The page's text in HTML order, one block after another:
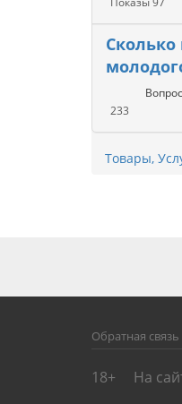
Вопрос
233
Товары,
Обратная связь
18+ На